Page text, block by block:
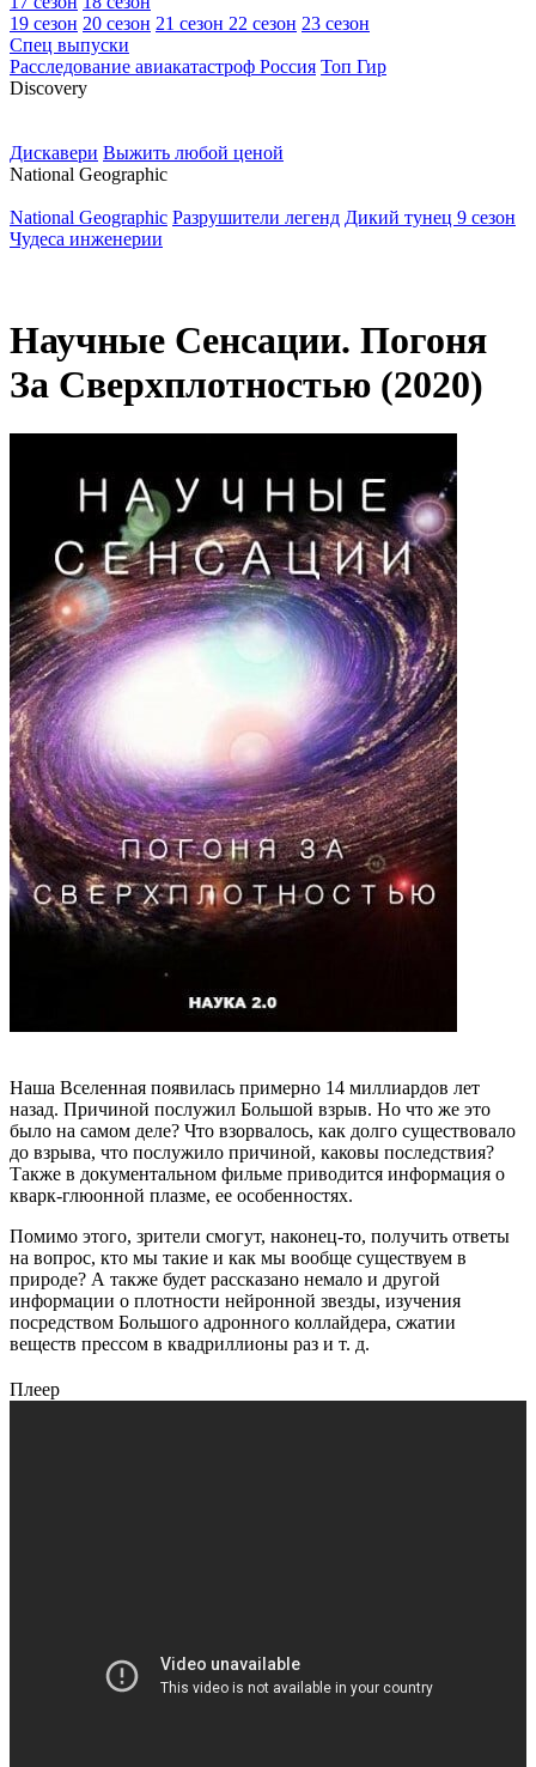
19 сезон 20 сезон 21 сезон 22 сезон 23 сезон
Спец выпуски
Расследование авиакатастроф Россия Топ Гир
Discovery
Дискавери Выжить любой ценой
National Geographic
National Geographic Разрушители легенд Дикий тунец 9 сезон
Чудеса инженерии
Научные Сенсации. Погоня
За Сверхплотностью (2020)
Наша Вселенная появилась примерно 14 миллиардов лет
назад. Причиной послужил Большой взрыв. Но что же это
было на самом деле? Что взорвалось, как долго существовало
до взрыва, что послужило причиной, каковы последствия?
Также в документальном фильме приводится информация о
кварк-глюонной плазме, ее особенностях.
Помимо этого, зрители смогут, наконец-то, получить ответы
на вопрос, кто мы такие и как мы вообще существуем в
природе? А также будет рассказано немало и другой
информации о плотности нейронной звезды, изучения
посредством Большого адронного коллайдера, сжатии
веществ прессом в квадриллионы раз и т. д.
Плеер